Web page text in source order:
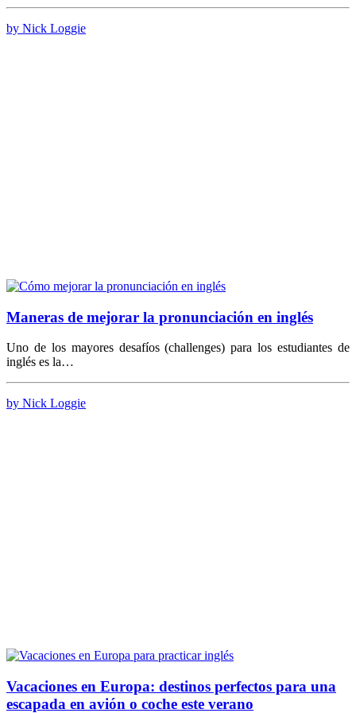
by Nick Loggie
Maneras de mejorar la pronunciación en inglés
Uno de los mayores desafíos (challenges) para los estudiantes de
inglés es la…
by Nick Loggie
Vacaciones en Europa: destinos perfectos para una
escapada en avión o coche este verano